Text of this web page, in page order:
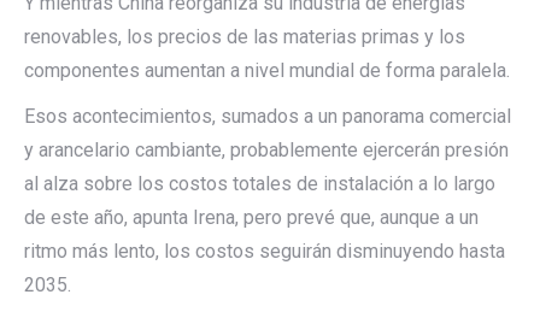
renovables, los precios de las materias primas y los
componentes aumentan a nivel mundial de forma paralela.
Esos acontecimientos, sumados a un panorama comercial
y arancelario cambiante, probablemente ejercerán presión
al alza sobre los costos totales de instalación a lo largo
de este año, apunta Irena, pero prevé que, aunque a un
ritmo más lento, los costos seguirán disminuyendo hasta
2035.